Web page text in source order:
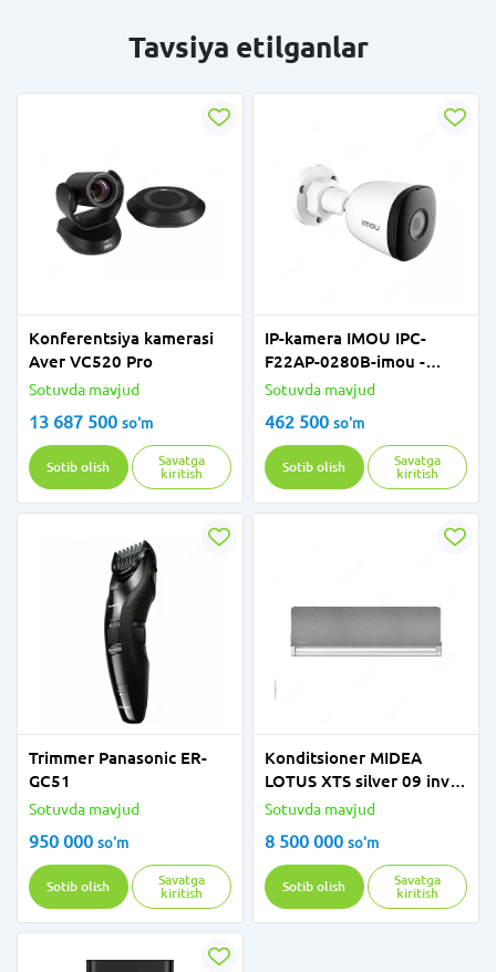
Tavsiya etilganlar
Konferentsiya kamerasi
Aver VC520 Pro
Sotuvda mavjud
13 687 500 so'm
Sotib olish
Savatga
kiritish
IP-kamera IMOU IPC-
F22AP-0280B-imou -
Color Vu
Sotuvda mavjud
462 500 so'm
Sotib olish
Savatga
kiritish
Trimmer Panasonic ER-
GC51
Sotuvda mavjud
950 000 so'm
Sotib olish
Savatga
kiritish
Konditsioner MIDEA
LOTUS XTS silver 09 inv
wi-fi
Sotuvda mavjud
8 500 000 so'm
Sotib olish
Savatga
kiritish